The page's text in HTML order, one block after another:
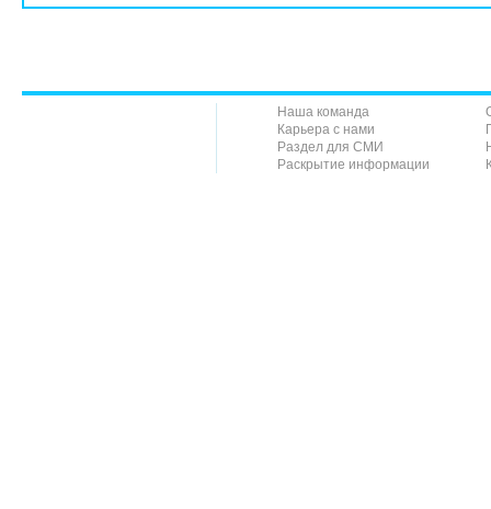
Наша команда
Карьера с нами
Раздел для СМИ
Раскрытие информации